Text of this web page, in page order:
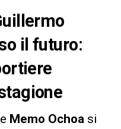
il futuro:
e Memo Ochoa si